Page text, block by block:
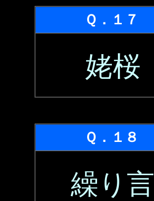
Ｑ．１７
姥桜
Ｑ．１８
繰り言